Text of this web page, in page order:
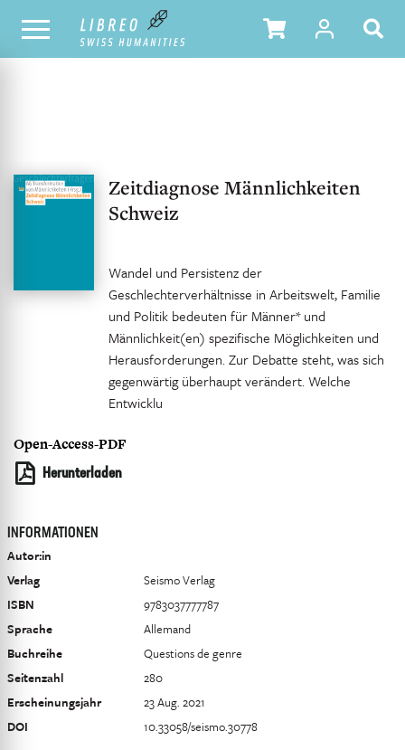
UNSER KATALOG INHALTSVERZEICHNIS
Zeitdiagnose Männlichkeiten
Schweiz
Wandel und Persistenz der
Geschlechterverhältnisse in Arbeitswelt, Familie
und Politik bedeuten für Männer* und
Männlichkeit(en) spezifische Möglichkeiten und
Herausforderungen. Zur Debatte steht, was sich
gegenwärtig überhaupt verändert. Welche
Entwicklu
Open-Access-PDF
Herunterladen
INFORMATIONEN
Autor:in
Verlag
Seismo Verlag
ISBN
9783037777787
Sprache
Allemand
Buchreihe
Questions de genre
Seitenzahl
280
Erscheinungsjahr
23 Aug. 2021
DOI
10.33058/seismo.30778